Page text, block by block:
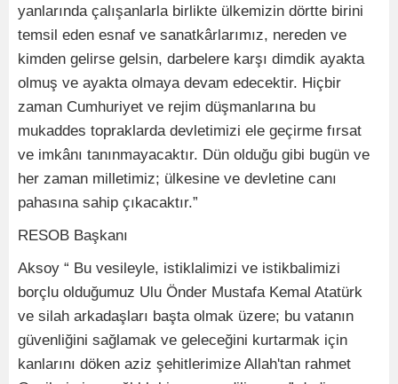
yanlarında çalışanlarla birlikte ülkemizin dörtte birini
temsil eden esnaf ve sanatkârlarımız, nereden ve
kimden gelirse gelsin, darbelere karşı dimdik ayakta
olmuş ve ayakta olmaya devam edecektir. Hiçbir
zaman Cumhuriyet ve rejim düşmanlarına bu
mukaddes topraklarda devletimizi ele geçirme fırsat
ve imkânı tanınmayacaktır. Dün olduğu gibi bugün ve
her zaman milletimiz; ülkesine ve devletine canı
pahasına sahip çıkacaktır.”
RESOB Başkanı
Aksoy “ Bu vesileyle, istiklalimizi ve istikbalimizi
borçlu olduğumuz Ulu Önder Mustafa Kemal Atatürk
ve silah arkadaşları başta olmak üzere; bu vatanın
güvenliğini sağlamak ve geleceğini kurtarmak için
kanlarını döken aziz şehitlerimize Allah'tan rahmet